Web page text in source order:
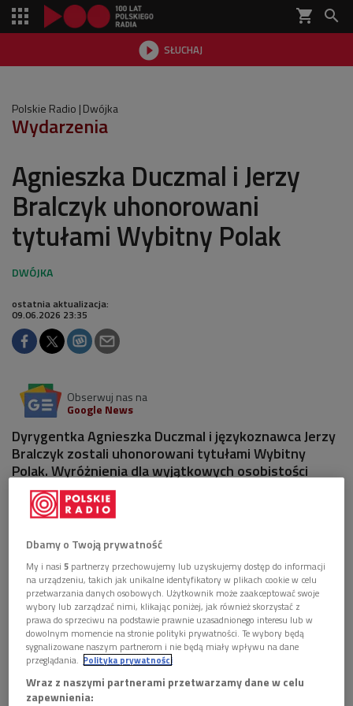
shopping_cart 
 SŁUCHAJ

Polskie Radio Dwójka
Wydarzenia
Agnieszka Duczmal i Jerzy
Bralczyk uhonorowani
tytułami Wybitny Polak
ostatnia aktualizacja:
09.06.2026 23:35
Obserwuj nas na
Google News
Dyrygentka Agnieszka Duczmal i językoznawca Jerzy
Bralczyk zostali uhonorowani tytułami Wybitny
Polak. Wyróżnienia dla wyjątkowych osobistości
polskiej kultury zostały przyznane podczas gali 36.
Konkursu Teraz Polska.
Dbamy o Twoją prywatność
My i nasi5 partnerzy przechowujemy lub uzyskujemy dostęp do informacji
na urządzeniu, takich jak unikalne identyfikatory w plikach cookie w celu
przetwarzania danych osobowych. Użytkownik może zaakceptować swoje
wybory lub zarządzać nimi, klikając poniżej, jak również skorzystać z
prawa do sprzeciwu na podstawie prawnie uzasadnionego interesu lub w
dowolnym momencie na stronie polityki prywatności. Te wybory będą
sygnalizowane naszym partnerom i nie będą miały wpływu na dane
przeglądania. Polityka prywatności
Wraz z naszymi partnerami przetwarzamy dane w celu
zapewnienia: